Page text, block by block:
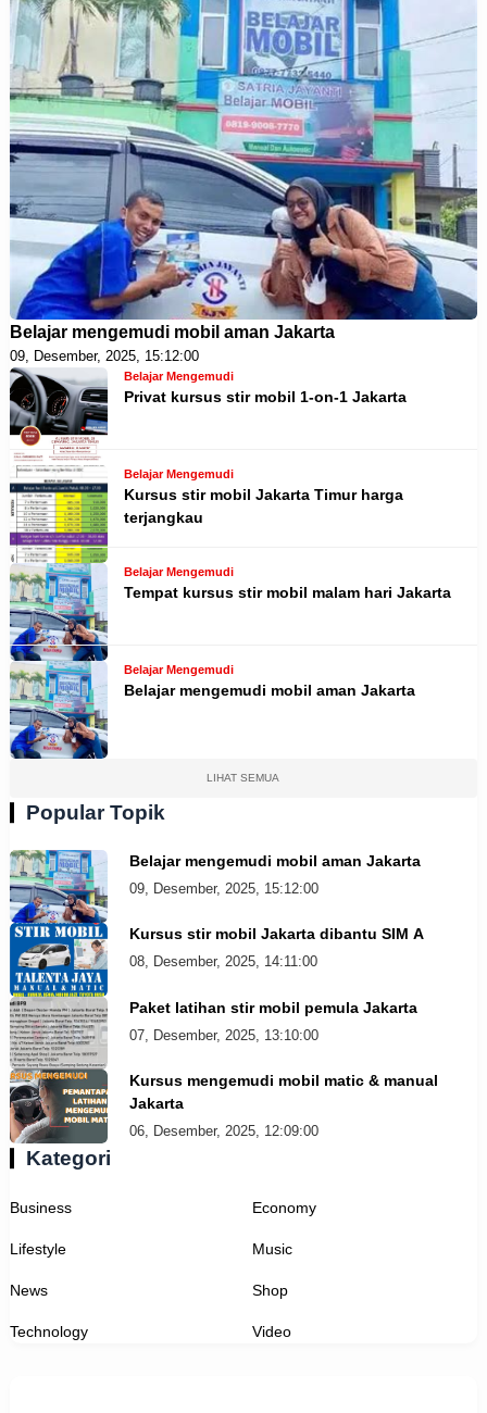
Belajar mengemudi mobil aman Jakarta
09, Desember, 2025, 15:12:00
Belajar Mengemudi
Privat kursus stir mobil 1-on-1 Jakarta
Belajar Mengemudi
Kursus stir mobil Jakarta Timur harga
terjangkau
Belajar Mengemudi
Tempat kursus stir mobil malam hari Jakarta
Belajar Mengemudi
Belajar mengemudi mobil aman Jakarta
LIHAT SEMUA
Popular Topik
Belajar mengemudi mobil aman Jakarta
09, Desember, 2025, 15:12:00
Kursus stir mobil Jakarta dibantu SIM A
08, Desember, 2025, 14:11:00
Paket latihan stir mobil pemula Jakarta
07, Desember, 2025, 13:10:00
Kursus mengemudi mobil matic & manual
Jakarta
06, Desember, 2025, 12:09:00
Kategori
Business Economy
Lifestyle Music
News Shop
Technology Video